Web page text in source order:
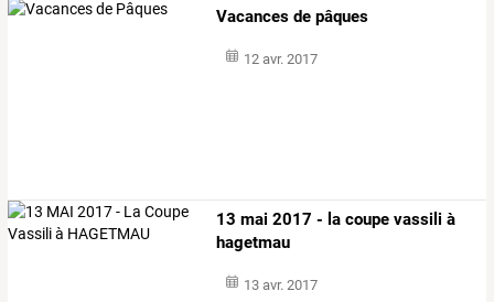
Vacances de pâques
12 avr. 2017
13 mai 2017 - la coupe vassili à
hagetmau
13 avr. 2017